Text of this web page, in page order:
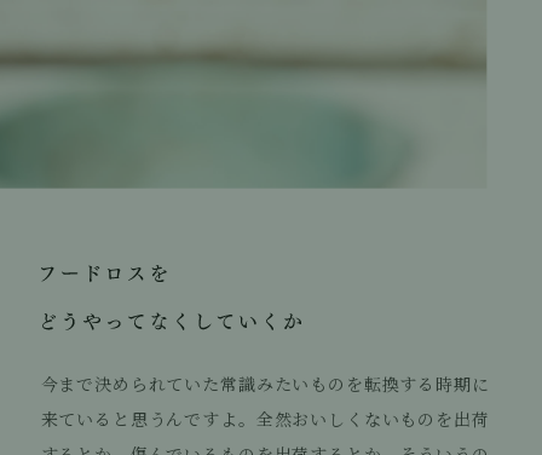
今まで決められていた常識みたいものを転換する時期に
来ていると思うんですよ。全然おいしくないものを出荷